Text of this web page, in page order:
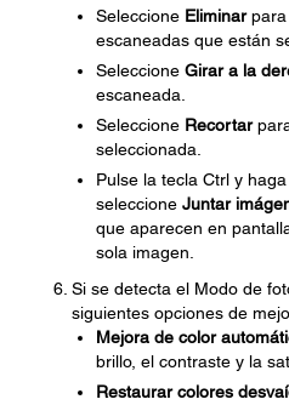
Seleccione Eliminarpara
escaneadas que están
Seleccione Girar a la
escaneada.
Seleccione Recortar
seleccionada.
Pulse la tecla Ctrl y
seleccione Juntar
que aparecen en
sola imagen.
Si se detecta el Modo de
siguientes opciones de
Mejora de color
brillo, el contraste y la
Restaurar colores